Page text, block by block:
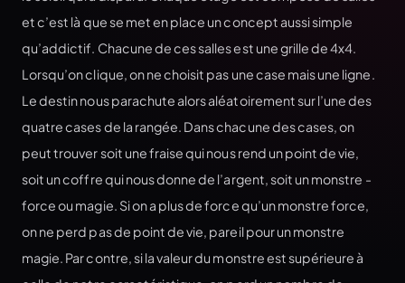
et c’est là que se met en place un concept aussi simple
qu’addictif. Chacune de ces salles est une grille de 4x4.
Lorsqu’on clique, on ne choisit pas une case mais une ligne.
Le destin nous parachute alors aléatoirement sur l’une des
quatre cases de la rangée. Dans chacune des cases, on
peut trouver soit une fraise qui nous rend un point de vie,
soit un coffre qui nous donne de l’argent, soit un monstre -
force ou magie. Si on a plus de force qu’un monstre force,
on ne perd pas de point de vie, pareil pour un monstre
magie. Par contre, si la valeur du monstre est supérieure à